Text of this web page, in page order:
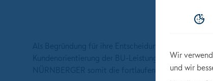
Kundenorientierung der BU-Leistungsmitarbeiter
NÜRNBERGER somit die fortlaufende Integration
Wir
und wir